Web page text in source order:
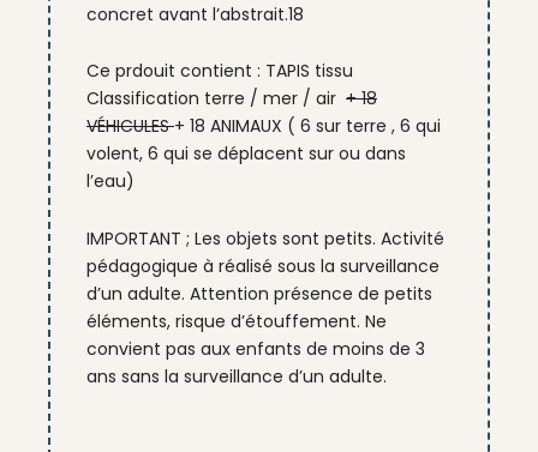
concret avant l’abstrait.18
Ce prdouit contient : TAPIS tissu
Classification terre / mer / air + 18
VÉHICULES+ 18 ANIMAUX ( 6 sur terre , 6 qui
volent, 6 qui se déplacent sur ou dans
l’eau)
IMPORTANT ; Les objets sont petits. Activité
pédagogique à réalisé sous la surveillance
d’un adulte. Attention présence de petits
éléments, risque d’étouffement. Ne
convient pas aux enfants de moins de 3
ans sans la surveillance d’un adulte.